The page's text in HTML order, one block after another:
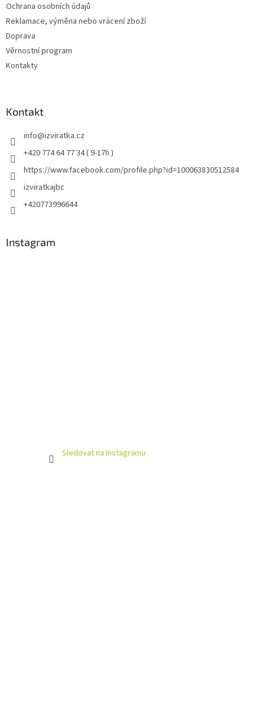
Ochrana osobních údajů
Reklamace, výměna nebo vrácení zboží
Doprava
Věrnostní program
Kontakty
Kontakt
info@izviratka.cz
+420 774 64 77 34 ( 9-17h )
https://www.facebook.com/profile.php?id=100063830512584
izviratkajbc
+420773996644
Instagram
Sledovat na Instagramu